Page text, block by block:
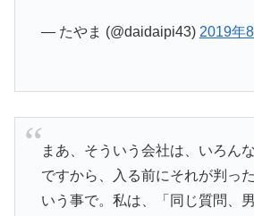
— たやま (@daidaipi43) 2019年
まあ、そういう会社は、いろん
ですから、入る前にそれが判っ
いう事で。私は、「同じ質問、